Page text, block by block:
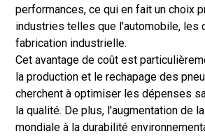
performances, ce qui en fait un choix
industries telles que l'automobile, les
fabrication industrielle.
Cet avantage de coût est
la production et le rechapage des
cherchent à optimiser les dépenses
la qualité. De plus, l'augmentation de
mondiale à la durabilité